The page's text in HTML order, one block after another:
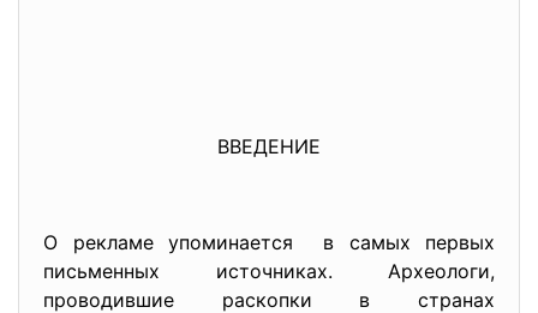
ВВЕДЕНИЕ
О рекламе упоминается в самых первых
письменных источниках. Археологи,
проводившие раскопки в странах